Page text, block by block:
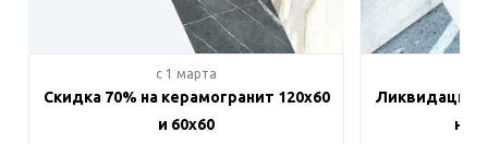
c 1 марта
Скидка 70% на керамогранит 120х60
и 60х60
Ликвидация
на